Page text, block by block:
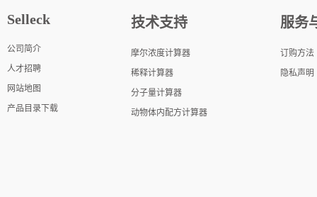
Selleck
公司简介
人才招聘
网站地图
产品目录下载
技术支持
摩尔浓度计算器
稀释计算器
分子量计算器
动物体内配方计算器
服务
订购方法
隐私声明